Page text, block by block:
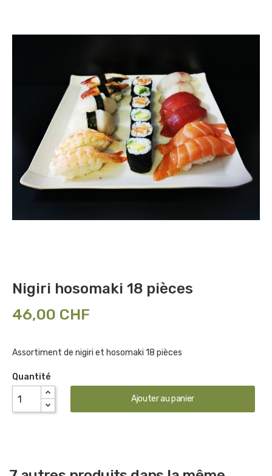
Nigiri hosomaki 18 pièces
46,00 CHF
Assortiment de nigiri et hosomaki 18 pièces
Quantité
Ajouter au panier